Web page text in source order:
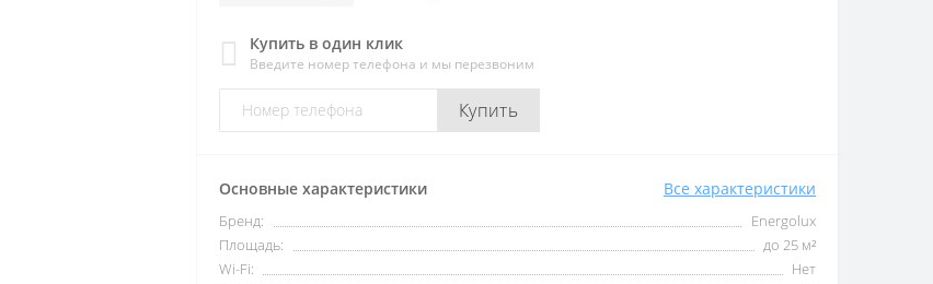
Купить в один клик
Введите номер телефона и мы перезвоним
Купить
Основные характеристики Все характеристики
Бренд:
Energolux
Площадь:
до 25 м²
Wi-Fi:
Нет